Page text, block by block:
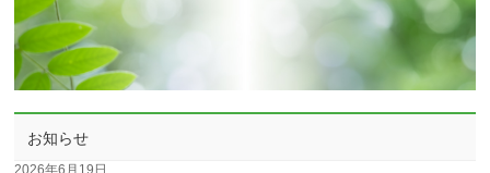
お知らせ
2026年6月19日